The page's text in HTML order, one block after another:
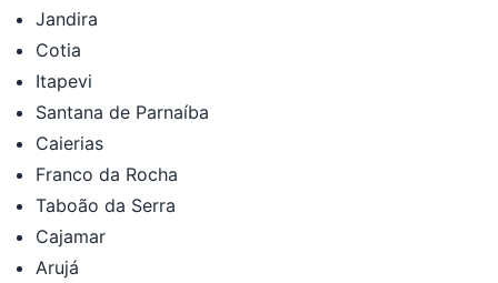
Jandira
Cotia
Itapevi
Santana de Parnaíba
Caierias
Franco da Rocha
Taboão da Serra
Cajamar
Arujá